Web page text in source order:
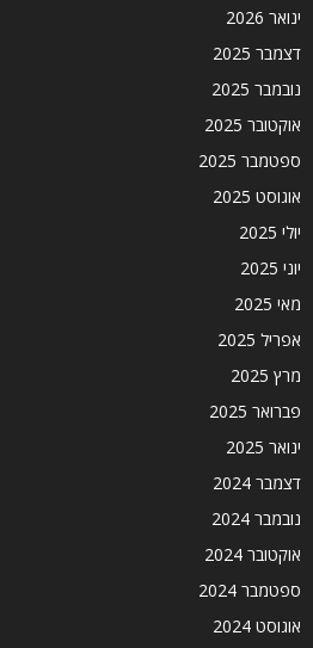
ינואר 2026
דצמבר 2025
נובמבר 2025
אוקטובר 2025
ספטמבר 2025
אוגוסט 2025
יולי 2025
יוני 2025
מאי 2025
אפריל 2025
מרץ 2025
פברואר 2025
ינואר 2025
דצמבר 2024
נובמבר 2024
אוקטובר 2024
ספטמבר 2024
אוגוסט 2024